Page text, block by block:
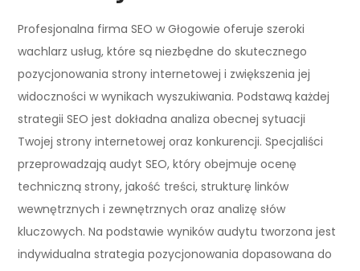
Profesjonalna firma SEO w Głogowie oferuje szeroki
wachlarz usług, które są niezbędne do skutecznego
pozycjonowania strony internetowej i zwiększenia jej
widoczności w wynikach wyszukiwania. Podstawą każdej
strategii SEO jest dokładna analiza obecnej sytuacji
Twojej strony internetowej oraz konkurencji. Specjaliści
przeprowadzają audyt SEO, który obejmuje ocenę
techniczną strony, jakość treści, strukturę linków
wewnętrznych i zewnętrznych oraz analizę słów
kluczowych. Na podstawie wyników audytu tworzona jest
indywidualna strategia pozycjonowania dopasowana do